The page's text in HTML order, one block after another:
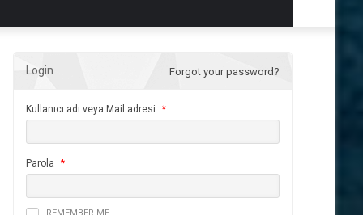
Login Forgot your password?
Kullanıcı adı veya Mail adresi *
Parola *